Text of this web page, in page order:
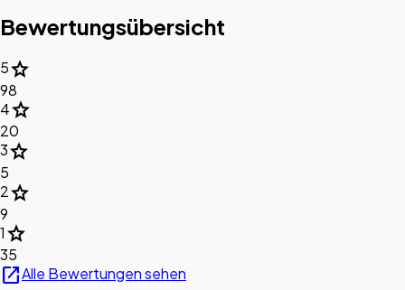
Bewertungsübersicht
5star
98
4star
20
3star
5
2star
9
1star
35
open_in_newAlle Bewertungen sehen